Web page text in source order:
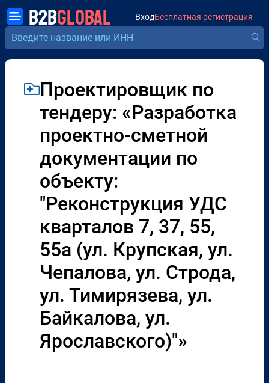
B2BGLOBAL ВходБесплатная регистрация
Проектировщик по
тендеру: «Разработка
проектно-сметной
документации по
объекту:
"Реконструкция УДС
кварталов 7, 37, 55,
55а (ул. Крупская, ул.
Чепалова, ул. Строда,
ул. Тимирязева, ул.
Байкалова, ул.
Ярославского)"»